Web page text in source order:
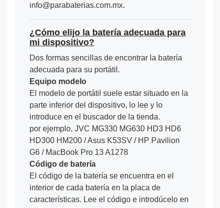
info@parabaterias.com.mx.
¿Cómo elijo la batería adecuada para
mi dispositivo?
Dos formas sencillas de encontrar la batería
adecuada para su portátil.
Equipo modelo
El modelo de portátil suele estar situado en la
parte inferior del dispositivo, lo lee y lo
introduce en el buscador de la tienda.
por ejemplo, JVC MG330 MG630 HD3 HD6
HD300 HM200 / Asus K53SV / HP Pavilion
G6 / MacBook Pro 13 A1278
Código de batería
El código de la batería se encuentra en el
interior de cada batería en la placa de
características. Lee el código e introdúcelo en